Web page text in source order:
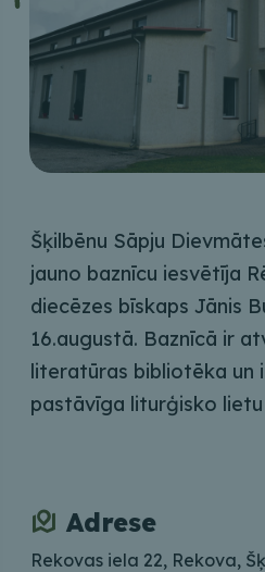
Šķilbēnu Sāpju
jauno baznīcu iesvētīja
diecēzes bīskaps Jānis
16.augustā. Baznīcā ir
literatūras bibliotēka un
pastāvīga liturģisko
Adrese
Rekovas iela 22, Rekova,